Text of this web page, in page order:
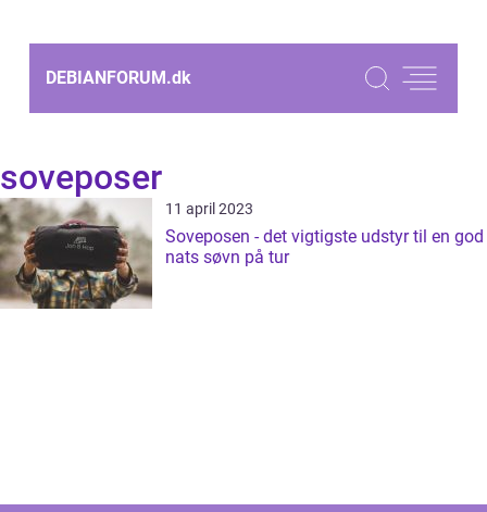
DEBIANFORUM.dk
soveposer
11 april 2023
Soveposen - det vigtigste udstyr til en god
nats søvn på tur